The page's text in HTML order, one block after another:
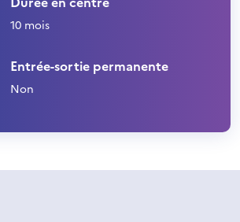
10 mois
Entrée-sortie permanente
Non